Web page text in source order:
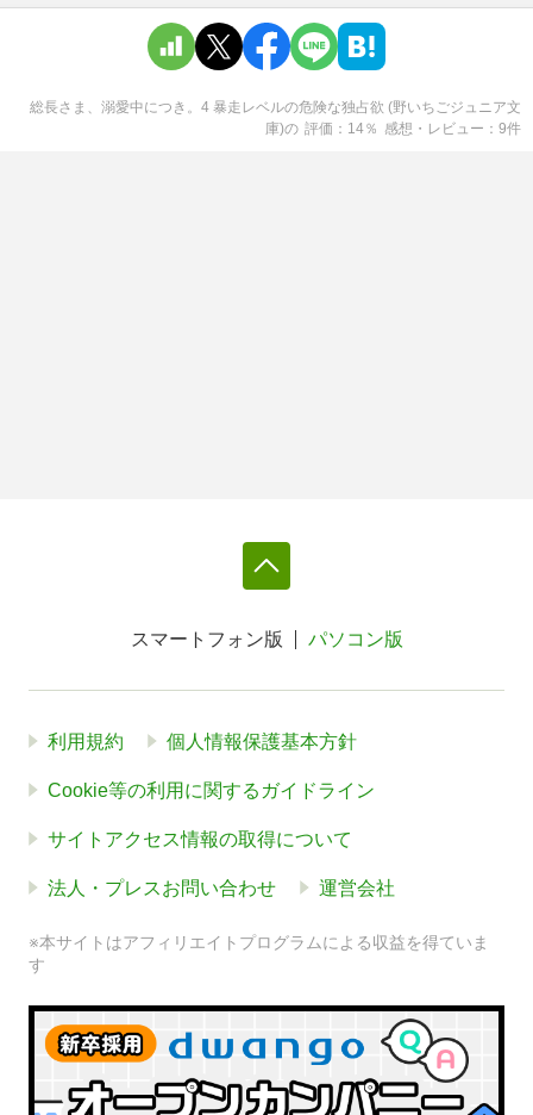
総長さま、溺愛中につき。4 暴走レベルの危険な独占欲 (野いちごジュニア文
庫)の 評価 14％ 感想・レビュー 9件
スマートフォン版 パソコン版
利用規約 個人情報保護基本方針
Cookie等の利用に関するガイドライン
サイトアクセス情報の取得について
法人・プレスお問い合わせ 運営会社
※本サイトはアフィリエイトプログラムによる収益を得ていま
す